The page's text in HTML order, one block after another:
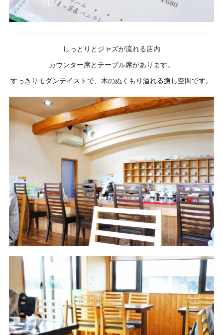
しっとりとジャズが流れる店内
カウンター席とテーブル席があります。
すっきりモダンテイストで、木のぬくもり溢れる癒し空間です。